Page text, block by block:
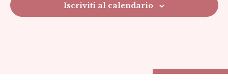
Iscriviti al calendario